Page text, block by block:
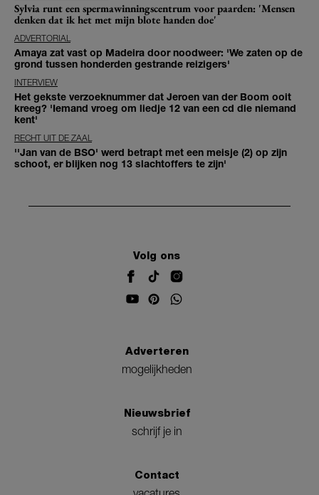
Sylvia runt een spermawinningscentrum voor paarden: 'Mensen
denken dat ik het met mijn blote handen doe'
ADVERTORIAL
Amaya zat vast op Madeira door noodweer: 'We zaten op de
grond tussen honderden gestrande reizigers'
INTERVIEW
Het gekste verzoeknummer dat Jeroen van der Boom ooit
kreeg? 'Iemand vroeg om liedje 12 van een cd die niemand
kent'
RECHT UIT DE ZAAL
''Jan van de BSO' werd betrapt met een meisje (2) op zijn
schoot, er blijken nog 13 slachtoffers te zijn'
Volg ons
Adverteren
mogelijkheden
Nieuwsbrief
schrijf je in
Contact